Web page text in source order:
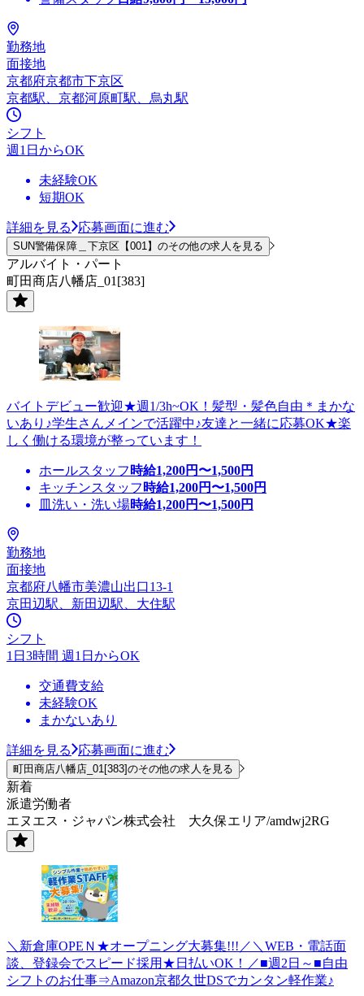
勤務地
面接地
京都府京都市下京区
京都駅、京都河原町駅、烏丸駅
シフト
週1日からOK
未経験OK
短期OK
詳細を見る 応募画面に進む
SUN警備保障＿下京区【001】のその他の求人を見る
アルバイト・パート
町田商店八幡店_01[383]
バイトデビュー歓迎★週1/3h~OK！髪型・髪色自由＊まかな
いあり♪学生さんメインで活躍中♪友達と一緒に応募OK★楽
しく働ける環境が整っています！
ホールスタッフ 時給1,200円〜1,500円
キッチンスタッフ 時給1,200円〜1,500円
皿洗い・洗い場時給1,200円〜1,500円
勤務地
面接地
京都府八幡市美濃山出口13-1
京田辺駅、新田辺駅、大住駅
シフト
1日3時間 週1日からOK
交通費支給
未経験OK
まかないあり
詳細を見る 応募画面に進む
町田商店八幡店_01[383]のその他の求人を見る
新着
派遣労働者
エヌエス・ジャパン株式会社 大久保エリア/amdwj2RG
＼新倉庫OPEＮ★オープニング大募集!!!／＼WEB・電話面
談、登録会でスピード採用★日払いOK！／■週2日～■自由
シフトのお仕事⇒Amazon京都久世DSでカンタン軽作業♪